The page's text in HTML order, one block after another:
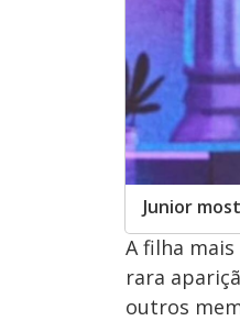
Junior
A filha
rara
outros